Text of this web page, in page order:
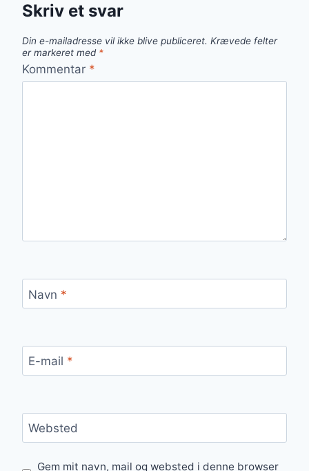
Skriv et svar
Din e-mailadresse vil ikke blive publiceret. Krævede felter
er markeret med *
Kommentar *
Navn *
E-mail *
Websted
Gem mit navn, mail og websted i denne browser